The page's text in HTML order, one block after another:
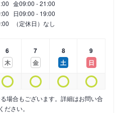
金09:00 - 21:00
日09:00 - 19:00
（定休日）なし
6
木
7
金
8
土
9
日
場合もございます。詳細はお問い合
ださい。